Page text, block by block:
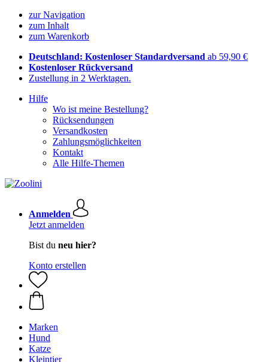
zur Navigation
zum Inhalt
zum Warenkorb
Deutschland: Kostenloser Standardversand ab 59,90 €
Kostenloser Rückversand
Zustellung in 2 Werktagen.
Hilfe
Wo ist meine Bestellung?
Rücksendungen
Versandkosten
Zahlungsmöglichkeiten
Kontakt
Alle Hilfe-Themen
Anmelden
Jetzt anmelden
Bist du neu hier?
Konto erstellen
Marken
Hund
Katze
Kleintier